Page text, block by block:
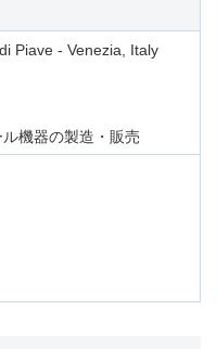
Piave - Venezia, Italy
機器の製造・販売